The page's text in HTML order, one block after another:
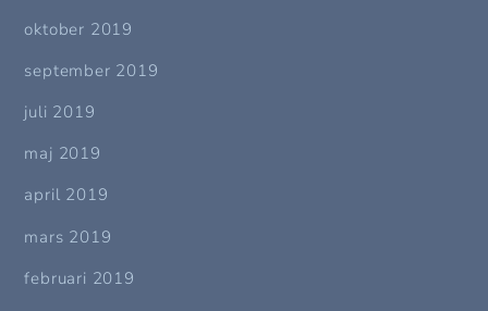
oktober 2019
september 2019
juli 2019
maj 2019
april 2019
mars 2019
februari 2019